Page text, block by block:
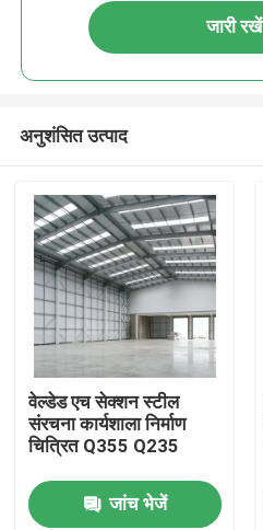
जारी रखें
अनुशंसित उत्पाद
वेल्डेड एच सेक्शन स्टील
संरचना कार्यशाला निर्माण
चित्रित Q355 Q235
जांच भेजें